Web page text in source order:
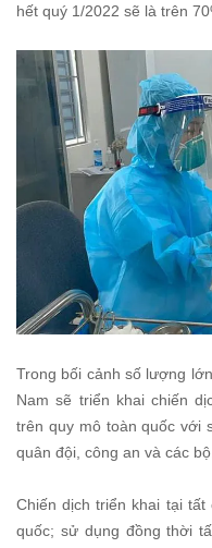
hết quý 1/2022 sẽ là trên
Trong bối cảnh số lượng
Nam sẽ triển khai chiến
trên quy mô toàn quốc với
quân đội, công an và các
Chiến dịch triển khai tại
quốc; sử dụng đồng thời